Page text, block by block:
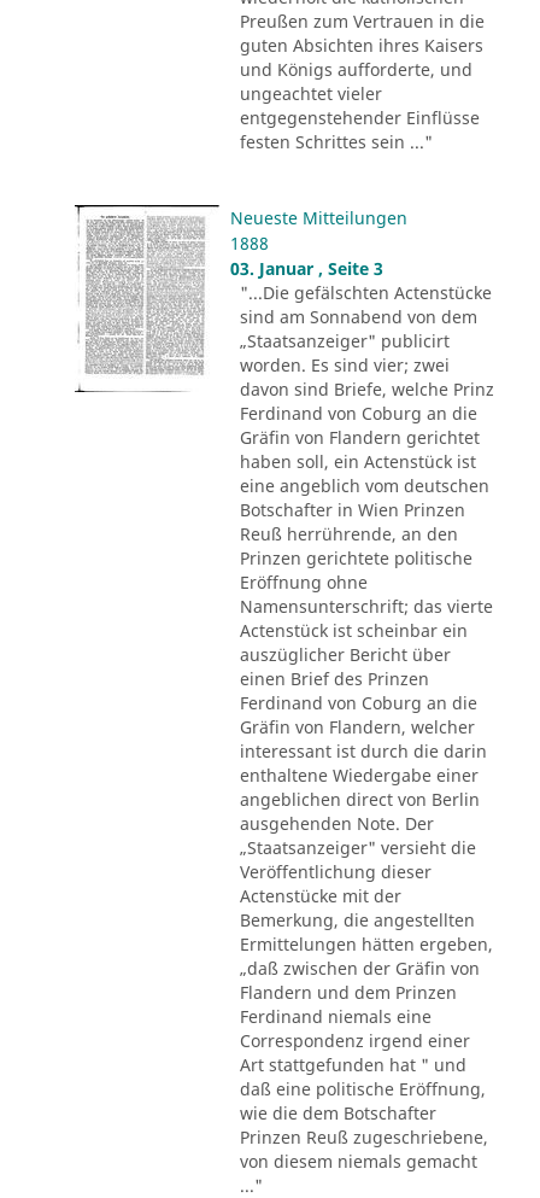
Preußen zum Vertrauen in die
guten Absichten ihres Kaisers
und Königs aufforderte, und
ungeachtet vieler
entgegenstehender Einflüsse
festen Schrittes sein ..."
Neueste Mitteilungen
1888
03. Januar , Seite 3
"...Die gefälschten Actenstücke
sind am Sonnabend von dem
„Staatsanzeiger" publicirt
worden. Es sind vier; zwei
davon sind Briefe, welche Prinz
Ferdinand von Coburg an die
Gräfin von Flandern gerichtet
haben soll, ein Actenstück ist
eine angeblich vom deutschen
Botschafter in Wien Prinzen
Reuß herrührende, an den
Prinzen gerichtete politische
Eröffnung ohne
Namensunterschrift; das vierte
Actenstück ist scheinbar ein
auszüglicher Bericht über
einen Brief des Prinzen
Ferdinand von Coburg an die
Gräfin von Flandern, welcher
interessant ist durch die darin
enthaltene Wiedergabe einer
angeblichen direct von Berlin
ausgehenden Note. Der
„Staatsanzeiger" versieht die
Veröffentlichung dieser
Actenstücke mit der
Bemerkung, die angestellten
Ermittelungen hätten ergeben,
„daß zwischen der Gräfin von
Flandern und dem Prinzen
Ferdinand niemals eine
Correspondenz irgend einer
Art stattgefunden hat " und
daß eine politische Eröffnung,
wie die dem Botschafter
Prinzen Reuß zugeschriebene,
von diesem niemals gemacht
..."